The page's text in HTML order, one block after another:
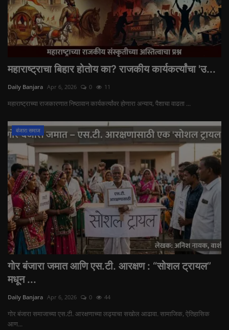
महाराष्ट्राचा बिहार होतोय का? राजकीय कार्यकर्त्यांचा 'उ...
Daily Banjara Apr 6, 2026 0 11
महाराष्ट्राच्या राजकारणात निष्ठावान कार्यकर्त्यांवर होणारा अन्याय, पैशाचा वाढता ...
बंजारा समाज
गोर बंजारा जमात आणि एस.टी. आरक्षण : “सोशल ट्रायल”
मधून ...
Daily Banjara Apr 6, 2026 0 44
गोर बंजारा समाजाच्या एस.टी. आरक्षणाच्या लढ्याचा सखोल आढावा. सामाजिक, ऐतिहासिक
आण...